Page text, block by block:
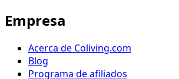
Empresa
Acerca de Coliving.com
Blog
Programa de afiliados